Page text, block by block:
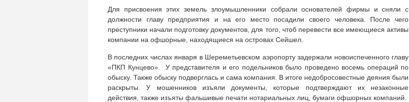
Для присвоения этих земель злоумышленники собрали основателей фирмы и сняли с
должности главу предприятия и на его место посадили своего человека. После чего
преступники начали подготовку документов, для того, чтоб перевести все имеющиеся активы
компании на офшорные, находящиеся на островах Сейшел.
В последних числах января в Шереметьевском аэропорту задержали новоиспеченного главу
«ПКП Кунцево». У представителя и его подельников было проведено восемь операций по
обыску. Также обыску подверглась и сама компания. В итоге недобросовестные деяния были
раскрыты. У мошенников изъяли документы, которые подтверждают их незаконные
действия, также изъяты фальшивые печати нотариальных лиц, бумаги офшорных компаний.